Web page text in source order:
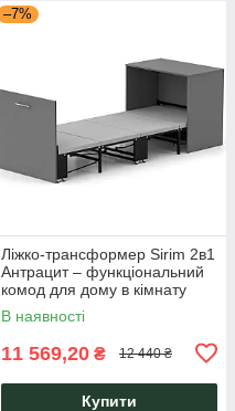
–7%
Ліжко-трансформер Sirim 2в1
Антрацит – функціональний
комод для дому в кімнату
підлітка Knap Knap
В наявності
11 569,20 ₴ 12 440 ₴
Купити